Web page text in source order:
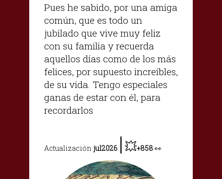
Pues he sabido, por una amiga
común, que es todo un
jubilado que vive muy feliz
con su familia y recuerda
aquellos días como de los más
felices, por supuesto increíbles,
de su vida. Tengo especiales
ganas de estar con él, para
recordarlos
Actualización jul2026 |💥+858👀